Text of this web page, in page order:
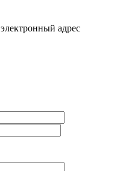
адрес